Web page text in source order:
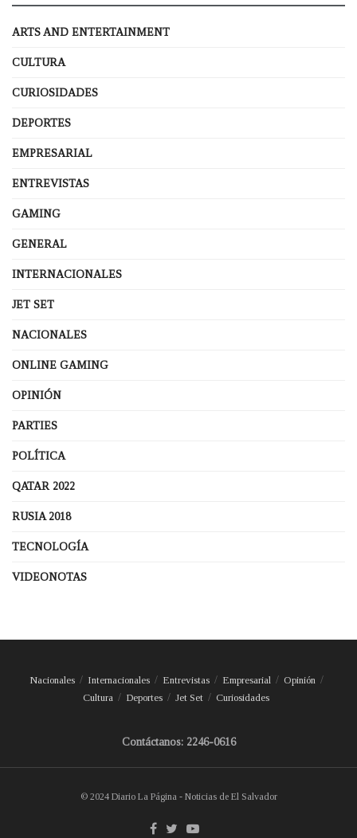
ARTS AND ENTERTAINMENT
CULTURA
CURIOSIDADES
DEPORTES
EMPRESARIAL
ENTREVISTAS
GAMING
GENERAL
INTERNACIONALES
JET SET
NACIONALES
ONLINE GAMING
OPINIÓN
PARTIES
POLÍTICA
QATAR 2022
RUSIA 2018
TECNOLOGÍA
VIDEONOTAS
Nacionales Internacionales Entrevistas Empresarial
Opinión
Cultura
Deportes Jet Set Curiosidades
Contáctanos: 2246-0616
© 2024 Diario La Página - Noticias de El Salvador